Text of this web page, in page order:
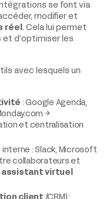
se font via
modifier et
réel . Cela lui permet
d’optimiser les
avec lesquels un
: Google Agenda,
→
et centralisation
interne : Slack, Microsoft
collaborateurs et
assistant virtuel
client (CRM) :